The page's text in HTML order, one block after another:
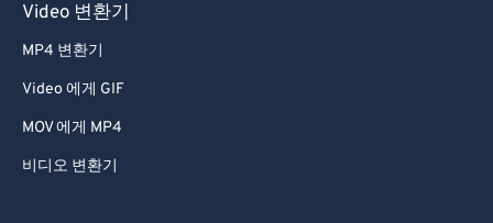
Video 변환기
MP4 변환기
Video 에게 GIF
MOV 에게 MP4
비디오 변환기